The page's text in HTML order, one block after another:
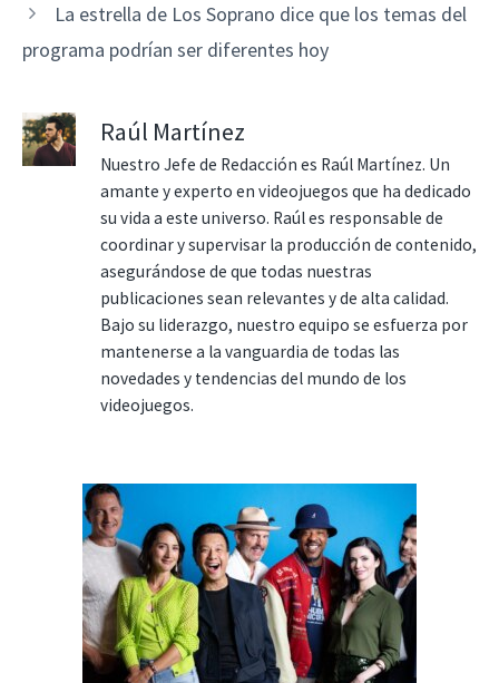
La estrella de Los Soprano dice que los temas del
programa podrían ser diferentes hoy
Raúl Martínez
Nuestro Jefe de Redacción es Raúl Martínez. Un
amante y experto en videojuegos que ha dedicado
su vida a este universo. Raúl es responsable de
coordinar y supervisar la producción de contenido,
asegurándose de que todas nuestras
publicaciones sean relevantes y de alta calidad.
Bajo su liderazgo, nuestro equipo se esfuerza por
mantenerse a la vanguardia de todas las
novedades y tendencias del mundo de los
videojuegos.